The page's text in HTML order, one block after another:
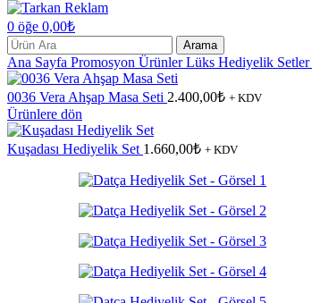
0 öğe 0,00₺
Arama
Ana Sayfa Promosyon ÜrünlerLüks Hediyelik Setler
0036 Vera Ahşap Masa Seti 2.400,00₺ + KDV
Ürünlere dön
Kuşadası Hediyelik Set 1.660,00₺ + KDV